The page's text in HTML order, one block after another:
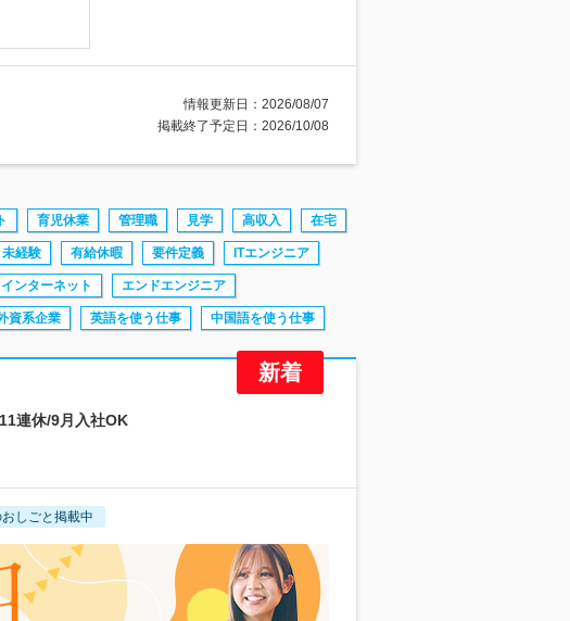
情報更新日：2026/08/07
掲載終了予定日：2026/10/08
育児休業 管理職 見学 高収入 在宅
未経験 有給休暇 要件定義 ITエンジニア
インターネット エンドエンジニア
資系企業 英語を使う仕事 中国語を使う仕事
連休/9月入社OK
しごと掲載中